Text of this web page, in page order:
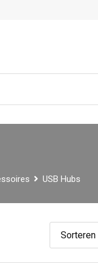
USB Hubs